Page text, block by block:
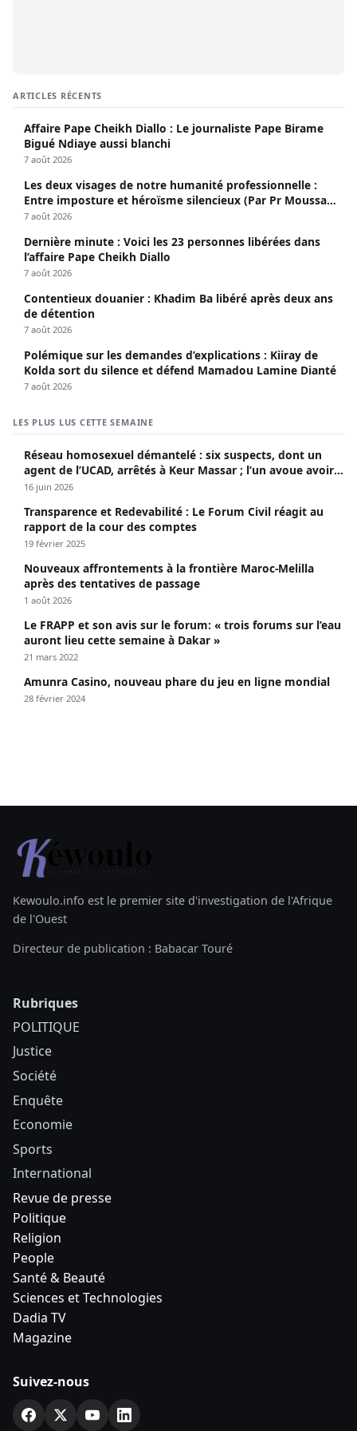
ARTICLES RÉCENTS
Affaire Pape Cheikh Diallo : Le journaliste Pape Birame
Bigué Ndiaye aussi blanchi
7 août 2026
Les deux visages de notre humanité professionnelle :
Entre imposture et héroïsme silencieux (Par Pr Moussa
Seydi)
7 août 2026
Dernière minute : Voici les 23 personnes libérées dans
l’affaire Pape Cheikh Diallo
7 août 2026
Contentieux douanier : Khadim Ba libéré après deux ans
de détention
7 août 2026
Polémique sur les demandes d’explications : Kiiray de
Kolda sort du silence et défend Mamadou Lamine Dianté
7 août 2026
LES PLUS LUS CETTE SEMAINE
Réseau homosexuel démantelé : six suspects, dont un
agent de l’UCAD, arrêtés à Keur Massar ; l’un avoue avoir
propagé le VIH depuis 2018
16 juin 2026
Transparence et Redevabilité : Le Forum Civil réagit au
rapport de la cour des comptes
19 février 2025
Nouveaux affrontements à la frontière Maroc-Melilla
après des tentatives de passage
1 août 2026
Le FRAPP et son avis sur le forum: « trois forums sur l’eau
auront lieu cette semaine à Dakar »
21 mars 2022
Amunra Casino, nouveau phare du jeu en ligne mondial
28 février 2024
Kewoulo.info est le premier site d'investigation de l'Afrique
de l'Ouest
Directeur de publication : Babacar Touré
Rubriques
POLITIQUE
Justice
Société
Enquête
Economie
Sports
International
Revue de presse
Politique
Religion
People
Santé & Beauté
Sciences et Technologies
Dadia TV
Magazine
Suivez-nous